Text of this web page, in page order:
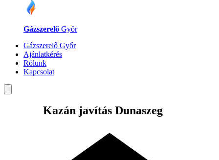
Gázszerelő Győr
Gázszerelő Győr
Ajánlatkérés
Rólunk
Kapcsolat
Kazán javítás Dunaszeg